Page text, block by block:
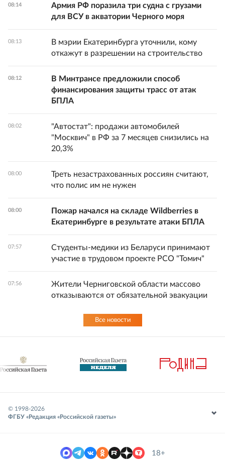
08:14
Армия РФ поразила три судна с грузами
для ВСУ в акватории Черного моря
08:13
В мэрии Екатеринбурга уточнили, кому
откажут в разрешении на строительство
08:12
В Минтрансе предложили способ
финансирования защиты трасс от атак
БПЛА
08:02
"Автостат": продажи автомобилей
"Москвич" в РФ за 7 месяцев снизились на
20,3%
08:00
Треть незастрахованных россиян считают,
что полис им не нужен
08:00
Пожар начался на складе Wildberries в
Екатеринбурге в результате атаки БПЛА
07:57
Студенты-медики из Беларуси принимают
участие в трудовом проекте РСО "Томич"
07:56
Жители Черниговской области массово
отказываются от обязательной эвакуации
Все новости
© 1998-2026
ФГБУ «Редакция «Российской газеты»
18+